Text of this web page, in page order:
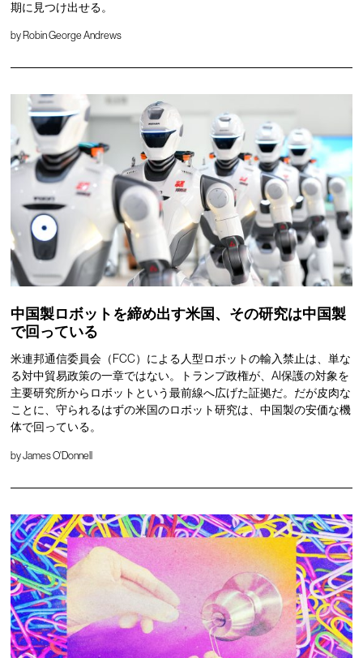
期に見つけ出せる。
by Robin George Andrews
中国製ロボットを締め出す米国、その研究は中国製
で回っている
米連邦通信委員会（FCC）による人型ロボットの輸入禁止は、単な
る対中貿易政策の一章ではない。トランプ政権が、AI保護の対象を
主要研究所からロボットという最前線へ広げた証拠だ。だが皮肉な
ことに、守られるはずの米国のロボット研究は、中国製の安価な機
体で回っている。
byJames O'Donnell